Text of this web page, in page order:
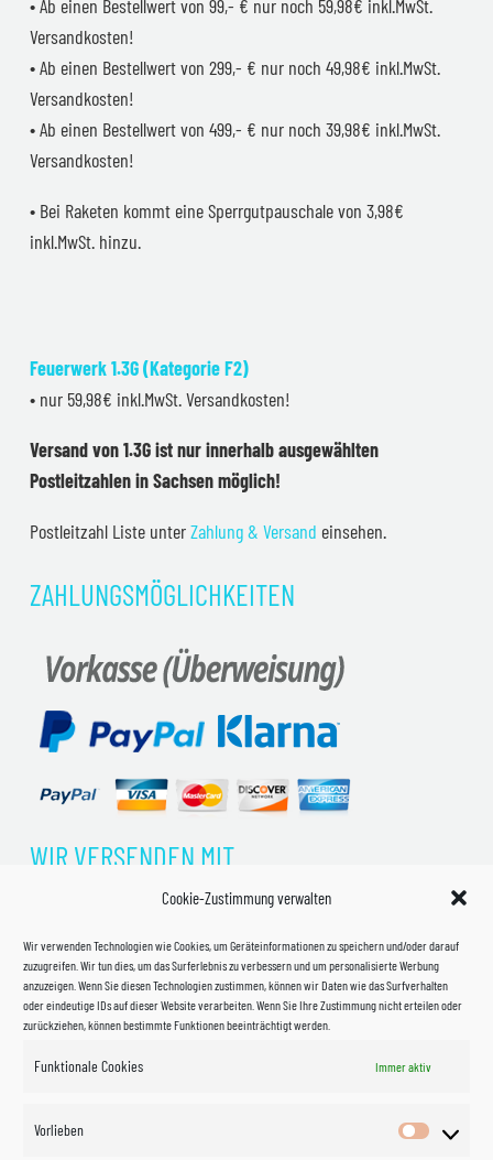
Cookie-Zustimmung verwalten
Wir verwenden Technologien wie Cookies, um Geräteinformationen zu speichern und/oder darauf
zuzugreifen. Wir tun dies, um das Surferlebnis zu verbessern und um personalisierte Werbung
anzuzeigen. Wenn Sie diesen Technologien zustimmen, können wir Daten wie das Surfverhalten
oder eindeutige IDs auf dieser Website verarbeiten. Wenn Sie Ihre Zustimmung nicht erteilen oder
zurückziehen, können bestimmte Funktionen beeinträchtigt werden.
Funktionale Cookies Immer aktiv
Vorlieben
Vorlieben
• Ab einen Bestellwert von 99,- € nur noch 59,98€ inkl.MwSt.
Versandkosten!
• Ab einen Bestellwert von 299,- € nur noch 49,98€ inkl.MwSt.
Versandkosten!
• Ab einen Bestellwert von 499,- € nur noch 39,98€ inkl.MwSt.
Versandkosten!
• Bei Raketen kommt eine Sperrgutpauschale von 3,98€
inkl.MwSt. hinzu.
Feuerwerk 1.3G (Kategorie F2)
• nur 59,98€ inkl.MwSt. Versandkosten!
Versand von 1.3G ist nur innerhalb ausgewählten
Postleitzahlen in Sachsen möglich!
Postleitzahl Liste unterZahlung & Versand einsehen.
ZAHLUNGSMÖGLICHKEITEN
WIR VERSENDEN MIT